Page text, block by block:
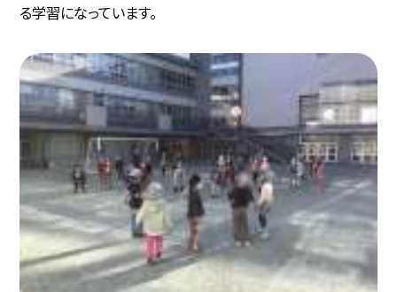
る学習になっています。